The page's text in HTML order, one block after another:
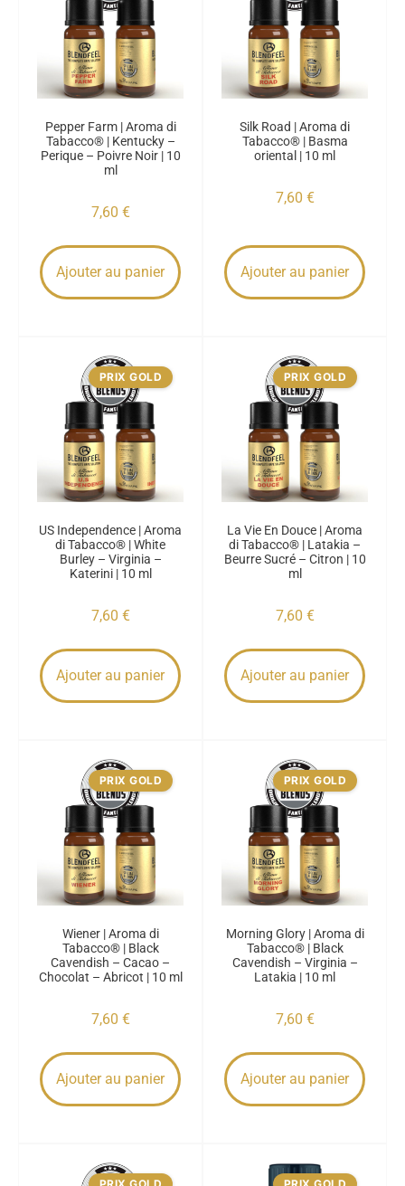
Pepper Farm | Aroma di
Tabacco® | Kentucky –
Perique – Poivre Noir | 10
ml
7,60 €
Ajouter au panier
Silk Road | Aroma di
Tabacco® | Basma
oriental | 10 ml
7,60 €
Ajouter au panier
PRIX GOLD
US Independence | Aroma
di Tabacco® | White
Burley – Virginia –
Katerini | 10 ml
7,60 €
Ajouter au panier
PRIX GOLD
La Vie En Douce | Aroma
di Tabacco® | Latakia –
Beurre Sucré – Citron | 10
ml
7,60 €
Ajouter au panier
PRIX GOLD
Wiener | Aroma di
Tabacco® | Black
Cavendish – Cacao –
Chocolat – Abricot | 10 ml
7,60 €
Ajouter au panier
PRIX GOLD
Morning Glory | Aroma di
Tabacco® | Black
Cavendish – Virginia –
Latakia | 10 ml
7,60 €
Ajouter au panier